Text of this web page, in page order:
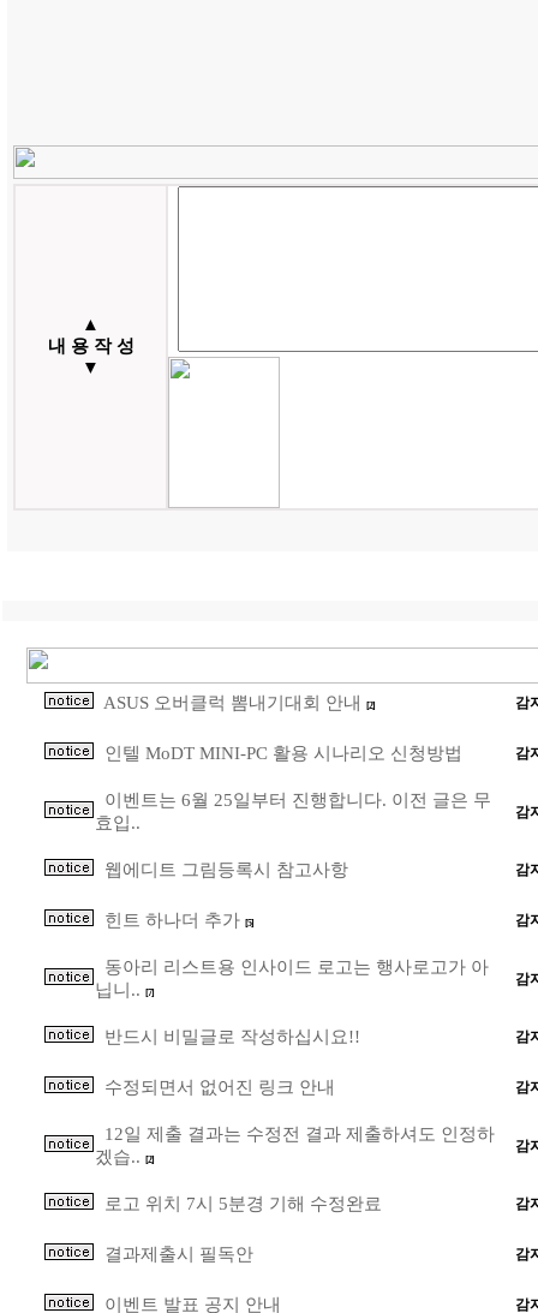
▲
내 용 작 성
▼
ASUS 오버클럭 뽐내기대회 안내 [2] 감
인텔 MoDT MINI-PC 활용 시나리오 신청방법 감
이벤트는 6월 25일부터 진행합니다. 이전 글은 무
효입..
감
웹에디트 그림등록시 참고사항 감
힌트 하나더 추가 [5] 감
동아리 리스트용 인사이드 로고는 행사로고가 아
닙니..
[7]
감
반드시 비밀글로 작성하십시요!! 감
수정되면서 없어진 링크 안내 감
12일 제출 결과는 수정전 결과 제출하셔도 인정하
겠습..
[2]
감
로고 위치 7시 5분경 기해 수정완료 감
결과제출시 필독안 감
이벤트 발표 공지 안내 감